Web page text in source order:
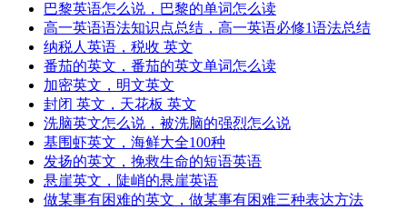
巴黎英语怎么说，巴黎的单词怎么读
高一英语语法知识点总结，高一英语必修1语法总结
纳税人英语，税收 英文
番茄的英文，番茄的英文单词怎么读
加密英文，明文英文
封闭 英文，天花板 英文
洗脑英文怎么说，被洗脑的强烈怎么说
基围虾英文，海鲜大全100种
发扬的英文，挽救生命的短语英语
悬崖英文，陡峭的悬崖英语
做某事有困难的英文，做某事有困难三种表达方法